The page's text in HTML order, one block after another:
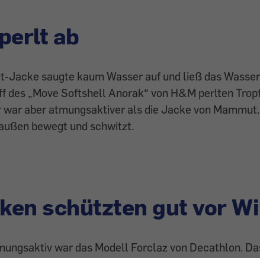
ab
Jacke saugte kaum Wasser auf und ließ das
des „Move Softshell Anorak“ von H&M perlten
war aber atmungsaktiver als die Jacke von
bewegt und schwitzt.
schützten gut vor
war das Modell Forclaz von Decathlon.